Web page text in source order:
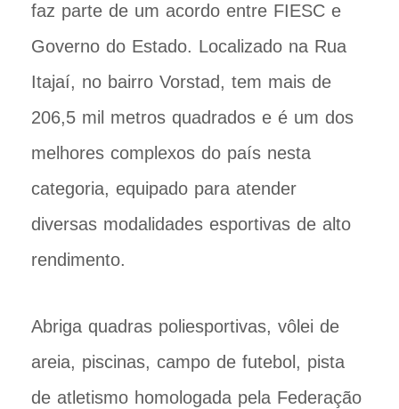
faz parte de um acordo entre FIESC e
Governo do Estado. Localizado na Rua
Itajaí, no bairro Vorstad, tem mais de
206,5 mil metros quadrados e é um dos
melhores complexos do país nesta
categoria, equipado para atender
diversas modalidades esportivas de alto
rendimento.
Abriga quadras poliesportivas, vôlei de
areia, piscinas, campo de futebol, pista
de atletismo homologada pela Federação